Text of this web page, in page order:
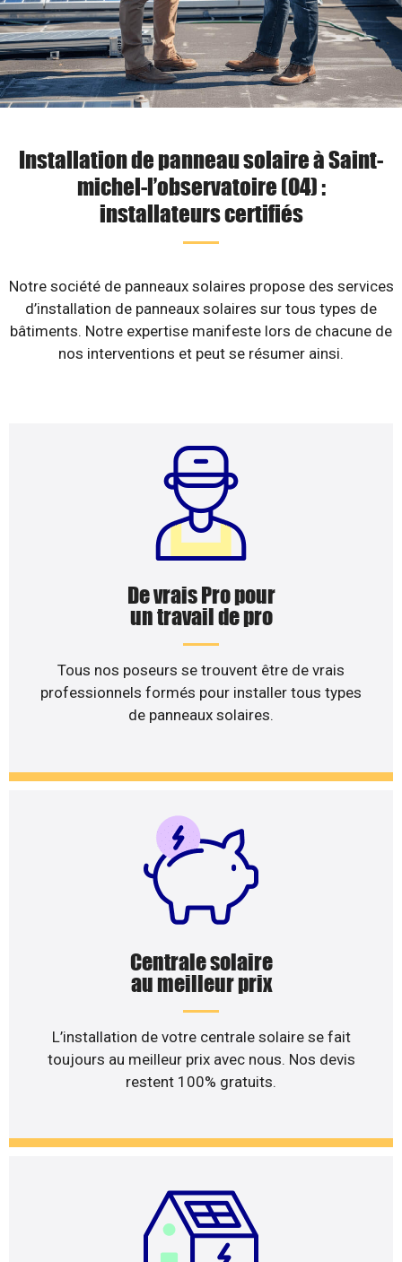
Installation de panneau solaire à Saint-
michel-l’observatoire (04) :
installateurs certifiés
Notre société de panneaux solaires propose des services
d’installation de panneaux solaires sur tous types de
bâtiments. Notre expertise manifeste lors de chacune de
nos interventions et peut se résumer ainsi.
De vrais Pro pour
un travail de pro
Tous nos poseurs se trouvent être de vrais
professionnels formés pour installer tous types
de panneaux solaires.
Centrale solaire
au meilleur prix
L’installation de votre centrale solaire se fait
toujours au meilleur prix avec nous. Nos devis
restent 100% gratuits.